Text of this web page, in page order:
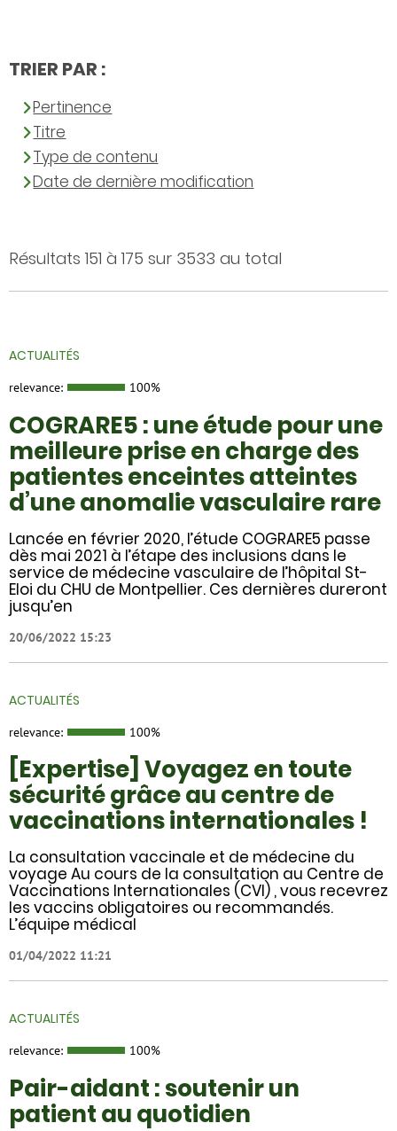
Résultats 151 à 175 sur 3533 au total
ACTUALITÉS
relevance: 100%
COGRARE5 : une étude pour une
meilleure prise en charge des
patientes enceintes atteintes
d’une anomalie vasculaire rare
Lancée en février 2020, l’étude COGRARE5 passe
dès mai 2021 à l’étape des inclusions dans le
service de médecine vasculaire de l’hôpital St-
Eloi du CHU de Montpellier. Ces dernières dureront
jusqu’en
20/06/2022 15:23
ACTUALITÉS
relevance: 100%
[Expertise] Voyagez en toute
sécurité grâce au centre de
vaccinations internationales !
La consultation vaccinale et de médecine du
voyage Au cours de la consultation au Centre de
Vaccinations Internationales (CVI) , vous recevrez
les vaccins obligatoires ou recommandés.
L’équipe médical
01/04/2022 11:21
ACTUALITÉS
relevance: 100%
Pair-aidant : soutenir un
patient au quotidien
TRIER PAR :
Pertinence
Titre
Type de contenu
Date de dernière modification